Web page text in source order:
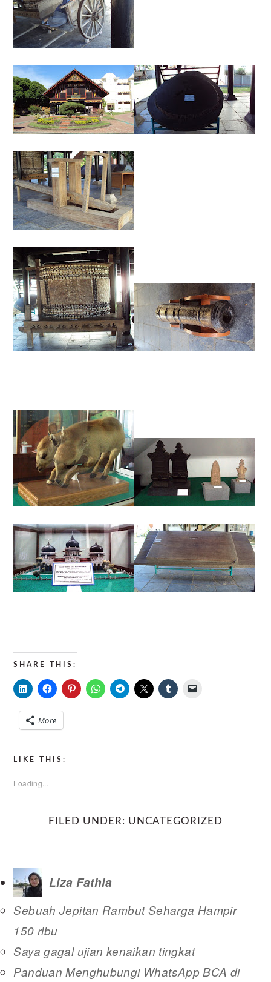
SHARE THIS:
More
LIKE THIS:
Loading...
FILED UNDER: UNCATEGORIZED
Liza Fathia
Sebuah Jepitan Rambut Seharga Hampir
150 ribu
Saya gagal ujian kenaikan tingkat
Panduan Menghubungi WhatsApp BCA di